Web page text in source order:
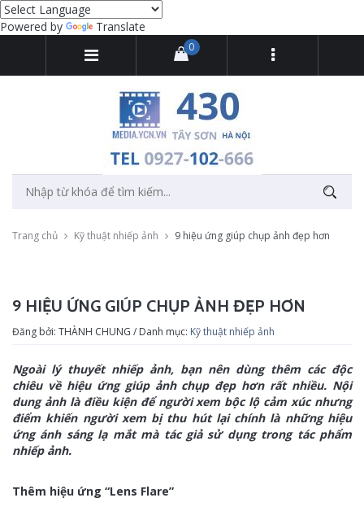
Powered by Translate
0
Trang chủ Kỹ thuật nhiếp ảnh 9 hiệu ứng giúp chụp ảnh đẹp hơn
9 HIỆU ỨNG GIÚP CHỤP ẢNH ĐẸP HƠN
Đăng bởi: THÀNH CHUNG / Danh mục: Kỹ thuật nhiếp ảnh
Ngoài lý thuyết nhiếp ảnh, bạn nên dùng thêm các độc
chiêu về hiệu ứng giúp ảnh chụp đẹp hơn rất nhiều. Nội
dung ảnh là điều kiện để người xem bộc lộ cảm xúc nhưng
điểm khiến người xem bị thu hút lại chính là những hiệu
ứng ánh sáng lạ mắt mà tác giả sử dụng trong tác phẩm
nhiếp ảnh.
Thêm hiệu ứng “Lens Flare”